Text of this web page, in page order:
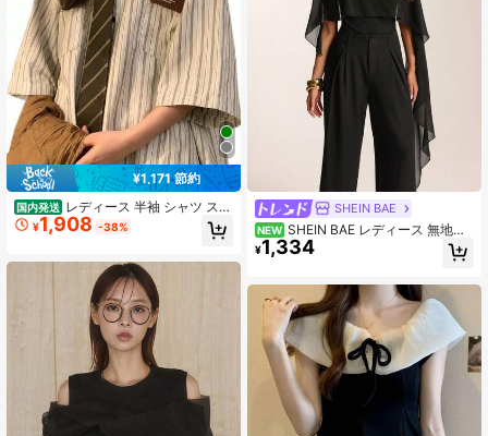
¥1,171 節約
国内発送 レディース 半袖 シャツ スト
ライプ オーバーサイズ ブラウス ビ
ッグシルエット 襟付き 五分袖 ドロ
着痩せ 二の腕カバー メンズライク
レトロ カジュアル 通学 春夏 グリー
¥1,908 -38%
SHEIN BAE
NEW SHEIN BAE レディース 無地ブ
ラック アシンメトリー ワンショルダ
ー ギャザー ホルターネック リボン
ス 秋冬用 エレガント
¥1,334